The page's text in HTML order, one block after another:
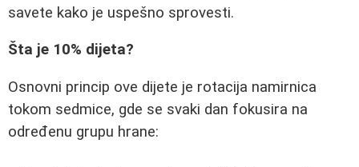
savete kako je uspešno sprovesti.
Šta je 10% dijeta?
Osnovni princip ove dijete je rotacija namirnica
tokom sedmice, gde se svaki dan fokusira na
određenu grupu hrane: